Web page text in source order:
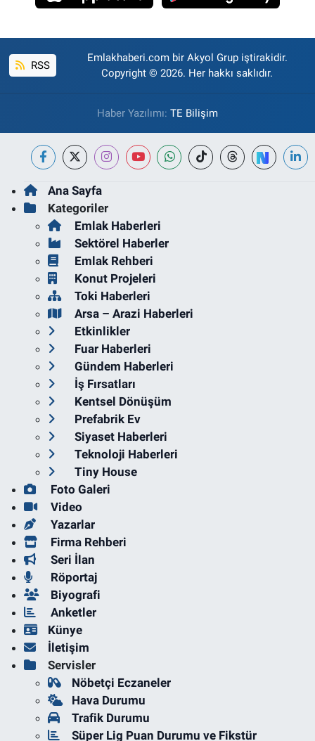
RSS
Emlakhaberi.com bir Akyol Grup iştirakidir.
Copyright © 2026. Her hakkı saklıdır.
Haber Yazılımı: TE Bilişim
Ana Sayfa
Kategoriler
Emlak Haberleri
Sektörel Haberler
Emlak Rehberi
Konut Projeleri
Toki Haberleri
Arsa – Arazi Haberleri
Etkinlikler
Fuar Haberleri
Gündem Haberleri
İş Fırsatları
Kentsel Dönüşüm
Prefabrik Ev
Siyaset Haberleri
Teknoloji Haberleri
Tiny House
Foto Galeri
Video
Yazarlar
Firma Rehberi
Seri İlan
Röportaj
Biyografi
Anketler
Künye
İletişim
Servisler
Nöbetçi Eczaneler
Hava Durumu
Trafik Durumu
Süper Lig Puan Durumu ve Fikstür